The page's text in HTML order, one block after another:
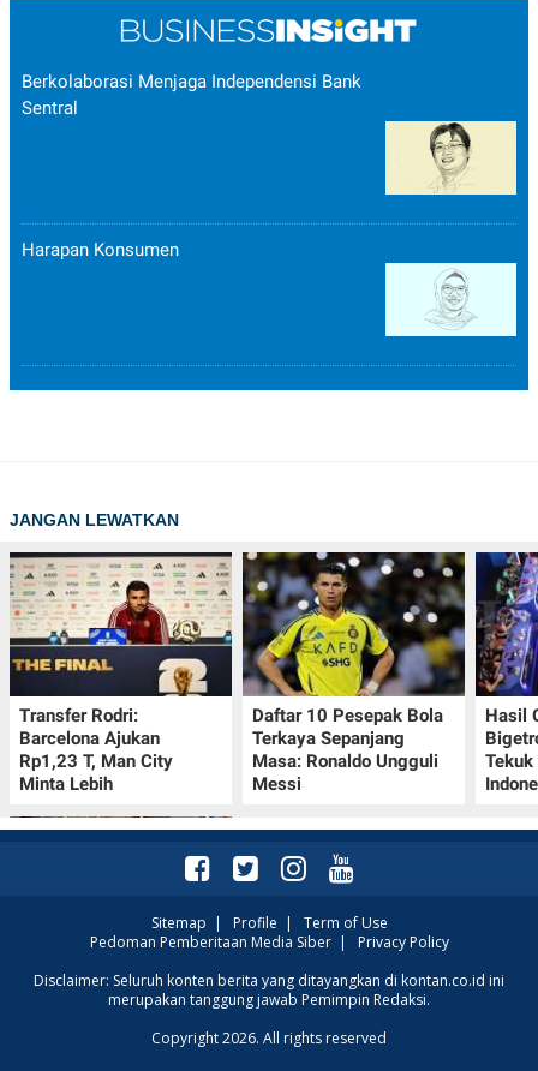
Berkolaborasi Menjaga Independensi Bank
Sentral
Harapan Konsumen
JANGAN LEWATKAN
Transfer Rodri:
Barcelona Ajukan
Rp1,23 T, Man City
Minta Lebih
Daftar 10 Pesepak Bola
Terkaya Sepanjang
Masa: Ronaldo Ungguli
Messi
Hasil
Kalender Lunar China
10-16 Agustus 2026:
Sitemap | Profile | Term of Use
Pedoman Pemberitaan Media Siber| Privacy Policy
Disclaimer: Seluruh konten berita yang ditayangkan di kontan.co.id ini
merupakan tanggung jawab Pemimpin Redaksi.
Copyright 2026. All rights reserved